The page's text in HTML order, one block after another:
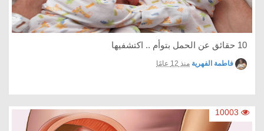
10 حقائق عن الحمل بتوأم .. اكتشفيها
فاطمة الفهرية منذ 12 عامًا
10003